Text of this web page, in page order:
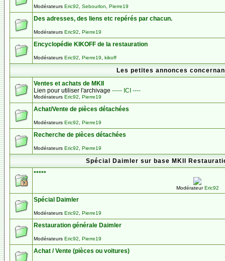
Modérateurs Eric92 Sebourlon Pierre19
Des adresses, des liens etc repérés par chacun.
Modérateurs Eric92 Pierre19
Encyclopédie KIKOFF de la restauration
Modérateurs Eric92 Pierre19 kikoff
Les petites annonces
Ventes et achats de MKII
Lien pour utiliser l'archivage ----- ICI ----
Modérateurs Eric92 Pierre19
Achat/Vente de pièces détachées
Modérateurs Eric92 Pierre19
Recherche de pièces détachées
Modérateurs Eric92 Pierre19
Spécial Daimler sur base MKII
*****
ModérateurEric92
Spécial Daimler
Modérateurs Eric92 Pierre19
Restauration générale Daimler
Modérateurs Eric92 Pierre19
Achat / Vente (pièces ou voitures)